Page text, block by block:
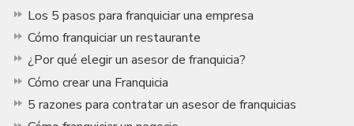
Los 5 pasos para franquiciar una empresa
Cómo franquiciar un restaurante
¿Por qué elegir un asesor de franquicia?
Cómo crear una Franquicia
5 razones para contratar un asesor de franquicias